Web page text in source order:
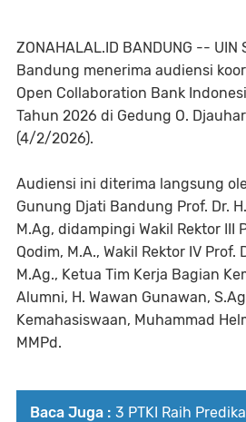
ZONAHALAL.ID BANDUNG --
Bandung menerima audiensi
Open Collaboration Bank
Tahun 2026 di Gedung O.
(4/2/2026).
Audiensi ini diterima langsung
Gunung Djati Bandung Prof. Dr.
M.Ag, didampingi Wakil Rektor III
Qodim, M.A., Wakil Rektor IV Prof.
M.Ag., Ketua Tim Kerja Bagian
Alumni, H. Wawan Gunawan,
Kemahasiswaan, Muhammad
MMPd.
Baca Juga : 3 PTKI Raih